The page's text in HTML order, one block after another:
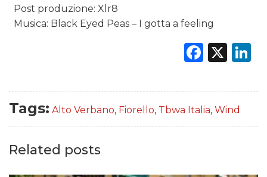
Post produzione: Xlr8
Musica: Black Eyed Peas – I gotta a feeling
X
Tags: Alto Verbano, Fiorello, Tbwa Italia, Wind
Related posts